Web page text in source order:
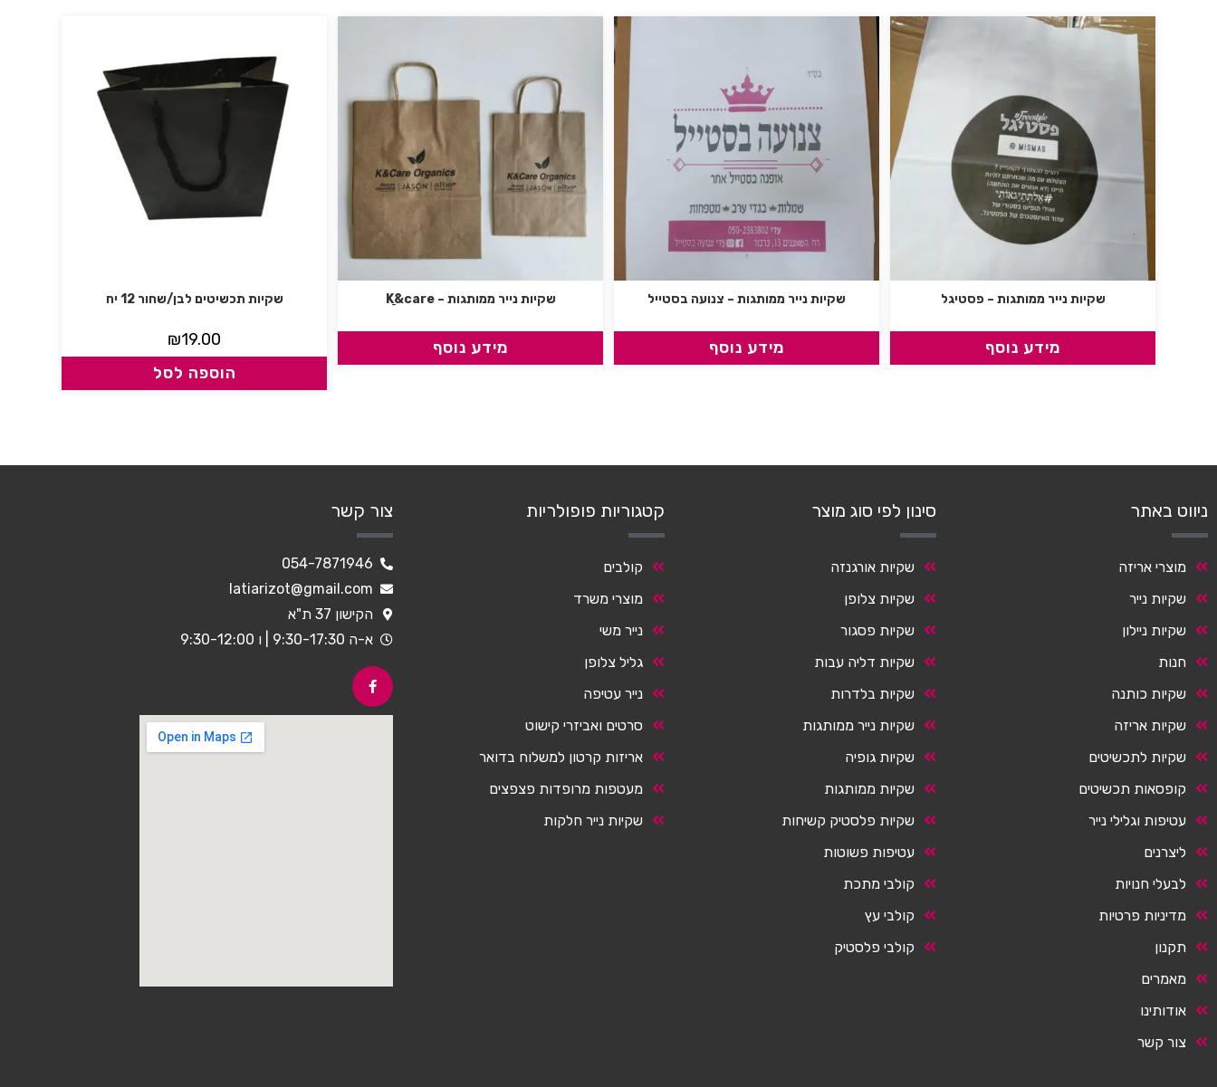
שקיות נייר ממותגות – פסטיגל
מידע נוסף
שקיות נייר ממותגות – צנועה בסטייל
מידע נוסף
שקיות נייר ממותגות – Kַ&care
מידע נוסף
שקיות תכשיטים לבן/שחור 12 יח
₪19.00
הוספה לסל
ניווט באתר
מוצרי אריזה
שקיות נייר
שקיות ניילון
חנות
שקיות כותנה
שקיות אריזה
שקיות לתכשיטים
קופסאות תכשיטים
עטיפות וגלילי נייר
ליצרנים
לבעלי חנויות
מדיניות פרטיות
תקנון
מאמרים
אודותינו
צור קשר
סינון לפי סוג מוצר
שקיות אורגנזה
שקיות צלופן
שקיות פסגור
שקיות דליה עבות
שקיות בלדרות
שקיות נייר ממותגות
שקיות גופיה
שקיות ממותגות
שקיות פלסטיק קשיחות
עטיפות פשוטות
קולבי מתכת
קולבי עץ
קולבי פלסטיק
קטגוריות פופולריות
קולבים
מוצרי משרד
נייר משי
גליל צלופן
נייר עטיפה
סרטים ואביזרי קישוט
אריזות קרטון למשלוח בדואר
מעטפות מרופדות פצפצים
שקיות נייר חלקות
צור קשר
054-7871946
latiarizot@gmail.com
הקישון 37 ת"א
א-ה 9:30-17:30 | ו 9:30-12:00